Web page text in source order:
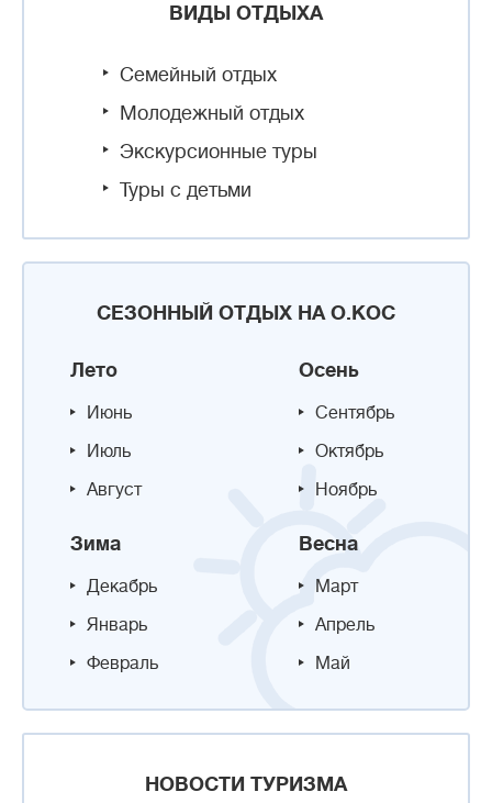
ВИДЫ ОТДЫХА
Семейный отдых
Молодежный отдых
Экскурсионные туры
Туры с детьми
СЕЗОННЫЙ ОТДЫХ НА О.КОС
Лето
Июнь
Июль
Август
Осень
Сентябрь
Октябрь
Ноябрь
Зима
Декабрь
Январь
Февраль
Весна
Март
Апрель
Май
НОВОСТИ ТУРИЗМА